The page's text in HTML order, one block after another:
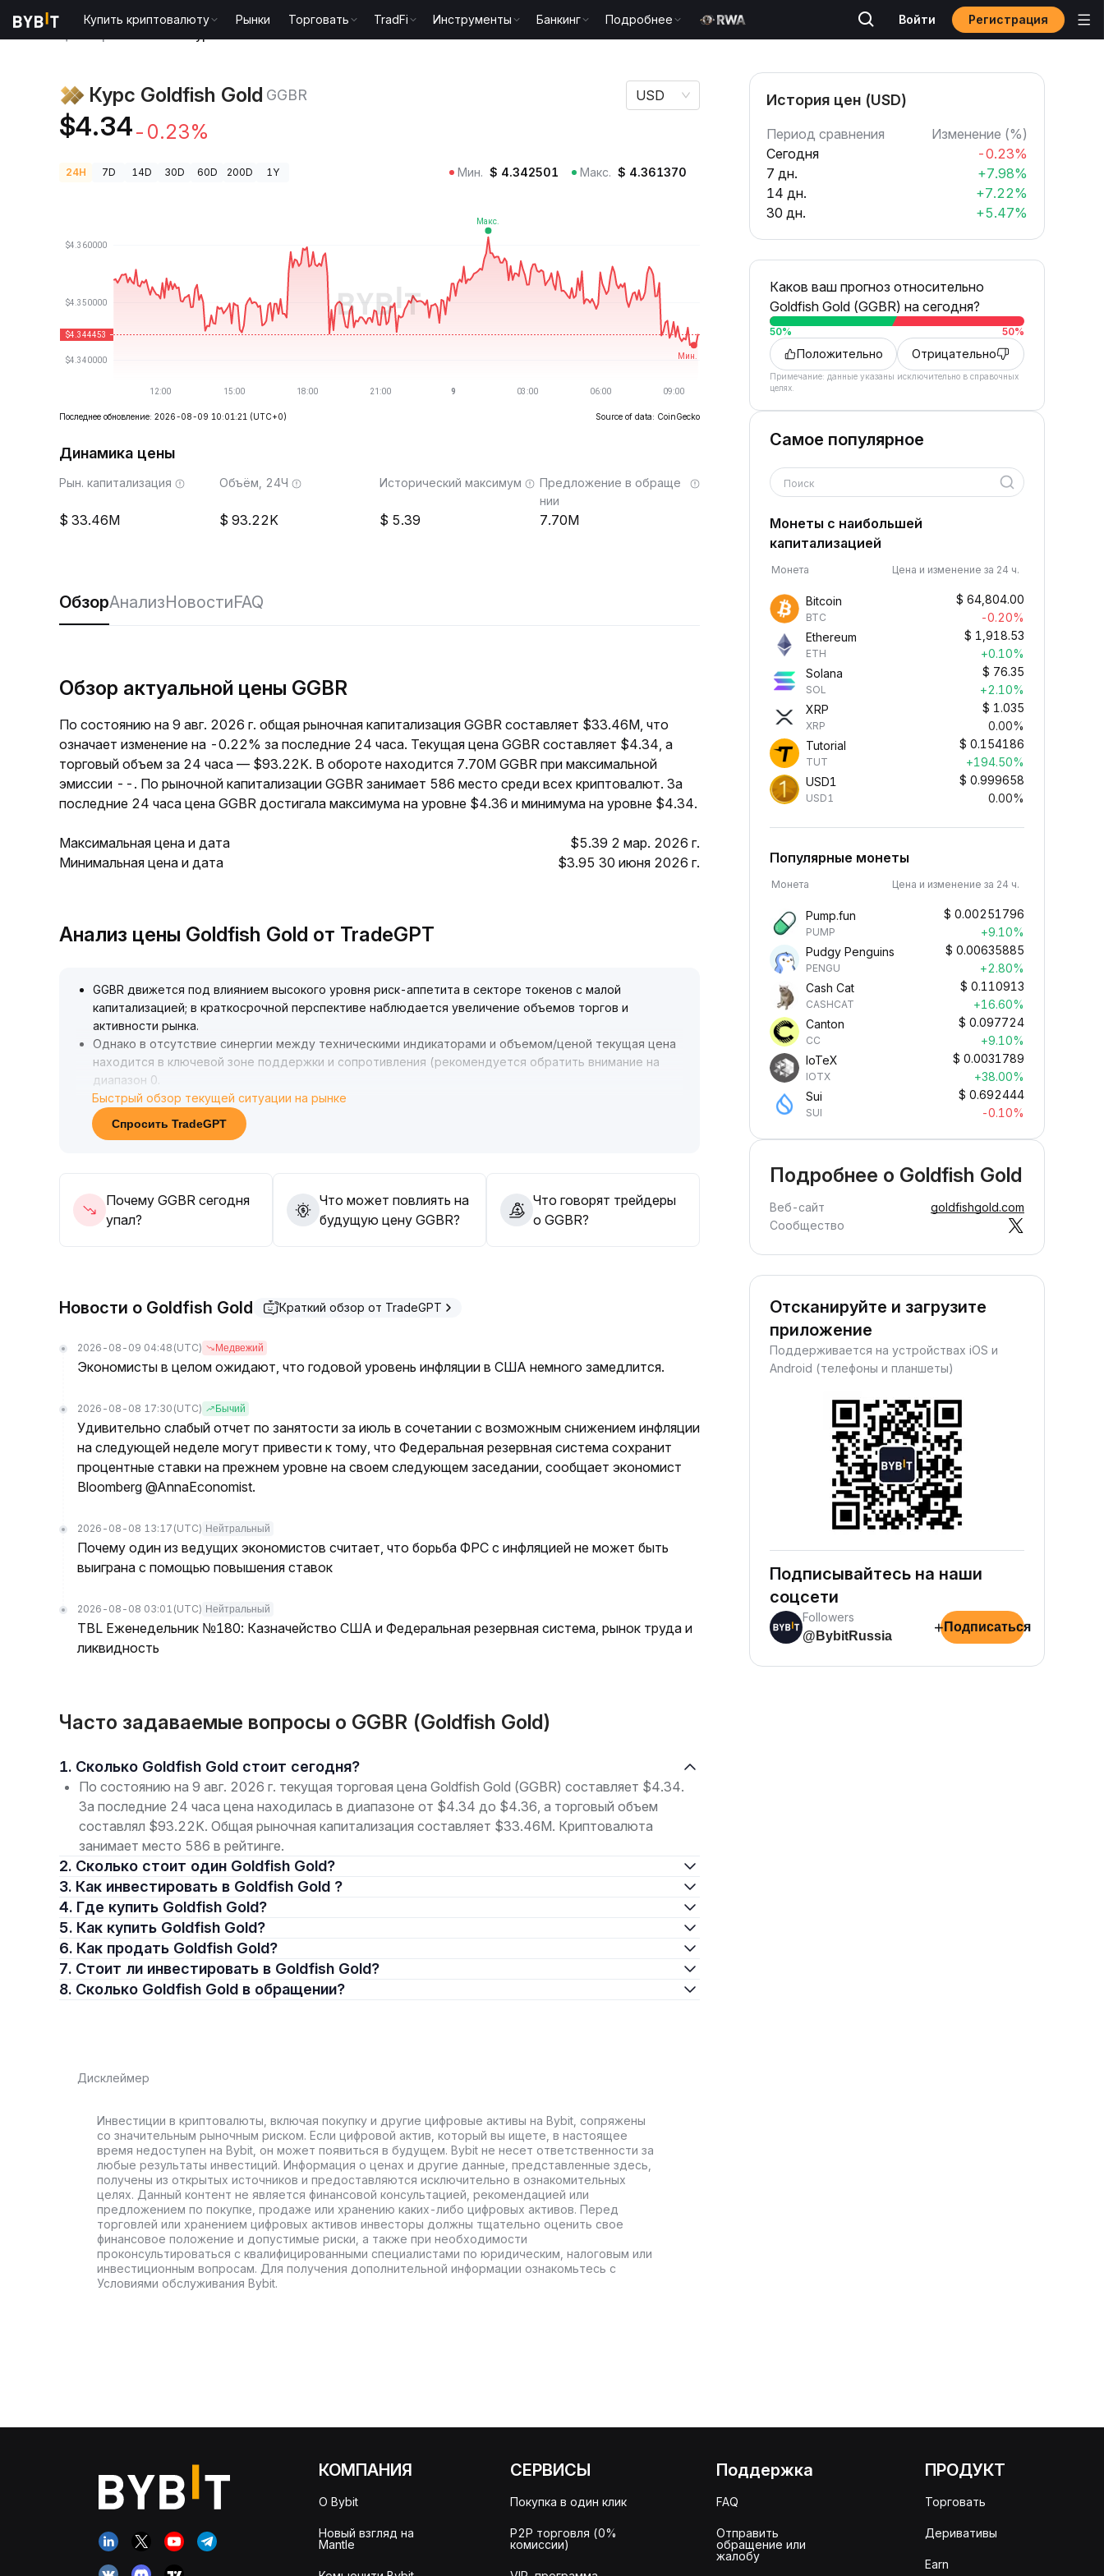
Купить криптовалюту Рынки Торговать TradFi Инструменты Банкинг Подробнее Войти Регистрация
Курс Goldfish Gold GGBR
$4.34-0.23%
USD
24H 7D 14D 30D 60D 200D 1Y Мин. $ 4.342501 Макс. $ 4.361370
Последнее обновление: 2026-08-09 10:01:21 (UTC+0) Source of data: CoinGecko
Динамика цены
Рын. капитализация
33.46M
Объём, 24Ч
93.22K
Исторический максимум
5.39
Предложение в обраще
нии
7.70M
ОбзорАнализНовостиFAQ
Обзор актуальной цены GGBR
По состоянию на 9 авг. 2026 г. общая рыночная капитализация GGBR составляет $33.46M, что
означает изменение на -0.22% за последние 24 часа. Текущая цена GGBR составляет $4.34, а
торговый объем за 24 часа — $93.22K. В обороте находится 7.70M GGBR при максимальной
эмиссии --. По рыночной капитализации GGBR занимает 586 место среди всех криптовалют. За
последние 24 часа цена GGBR достигала максимума на уровне $4.36 и минимума на уровне $4.34.
Максимальная цена и дата
$5.39 2 мар. 2026 г.
Минимальная цена и дата
$3.95 30 июня 2026 г.
Анализ цены Goldfish Gold от TradeGPT
GGBR движется под влиянием высокого уровня риск-аппетита в секторе токенов с малой
капитализацией; в краткосрочной перспективе наблюдается увеличение объемов торгов и
активности рынка.
Однако в отсутствие синергии между техническими индикаторами и объемом/ценой текущая цена
находится в ключевой зоне поддержки и сопротивления (рекомендуется обратить внимание на
диапазон 0
083~0.
096 доллара)
Следует быть осторожнее: возможен откат и высокий уровень волатильности на фоне снижения
и снизить риск краткосрочных откатов, связанных с азартными настроениями.
Быстрый обзор текущей ситуации на рынке
Спросить TradeGPT
Почему GGBR сегодня
упал?
Что может повлиять на
будущую цену GGBR?
Что говорят трейдеры
о GGBR?
Новости о Goldfish Gold Краткий обзор от TradeGPT
2026-08-09 04:48 (UTC) Медвежий
Экономисты в целом ожидают, что годовой уровень инфляции в США немного замедлится.
2026-08-08 17:30 (UTC) Бычий
Удивительно слабый отчет по занятости за июль в сочетании с возможным снижением инфляции
на следующей неделе могут привести к тому, что Федеральная резервная система сохранит
процентные ставки на прежнем уровне на своем следующем заседании, сообщает экономист
Bloomberg @AnnaEconomist.
2026-08-08 13:17 (UTC) Нейтральный
Почему один из ведущих экономистов считает, что борьба ФРС с инфляцией не может быть
выиграна с помощью повышения ставок
2026-08-08 03:01 (UTC) Нейтральный
TBL Еженедельник №180: Казначейство США и Федеральная резервная система, рынок труда и
ликвидность
Часто задаваемые вопросы о GGBR (Goldfish Gold)
1. Сколько Goldfish Gold стоит сегодня?
По состоянию на 9 авг. 2026 г. текущая торговая цена Goldfish Gold (GGBR) составляет $4.34.
За последние 24 часа цена находилась в диапазоне от $4.34 до $4.36, а торговый объем
составлял $93.22K. Общая рыночная капитализация составляет $33.46M. Криптовалюта
занимает место 586 в рейтинге.
2. Сколько стоит один Goldfish Gold?
3. Как инвестировать в Goldfish Gold ?
4. Где купить Goldfish Gold?
5. Как купить Goldfish Gold?
6. Как продать Goldfish Gold?
7. Стоит ли инвестировать в Goldfish Gold?
8. Сколько Goldfish Gold в обращении?
Дисклеймер
Инвестиции в криптовалюты, включая покупку и другие цифровые активы на Bybit, сопряжены
со значительным рыночным риском. Если цифровой актив, который вы ищете, в настоящее
время недоступен на Bybit, он может появиться в будущем. Bybit не несет ответственности за
любые результаты инвестиций. Информация о ценах и другие данные, представленные здесь,
получены из открытых источников и предоставляются исключительно в ознакомительных
целях. Данный контент не является финансовой консультацией, рекомендацией или
предложением по покупке, продаже или хранению каких-либо цифровых активов. Перед
торговлей или хранением цифровых активов инвесторы должны тщательно оценить свое
финансовое положение и допустимые риски, а также при необходимости
проконсультироваться с квалифицированными специалистами по юридическим, налоговым или
инвестиционным вопросам. Для получения дополнительной информации ознакомьтесь с
Условиями обслуживания Bybit.
История цен (USD)
Период сравнения
Изменение (%)
Сегодня
-0.23%
7 дн.
+7.98%
14 дн.
+7.22%
30 дн.
+5.47%
Каков ваш прогноз относительно
Goldfish Gold (GGBR) на сегодня?
50% 50%
Положительно Отрицательно
Примечание: данные указаны исключительно в справочных
целях.
Самое популярное
Поиск
Монеты с наибольшей
капитализацией
Монета Цена и изменение за 24 ч.
Bitcoin
BTC
$ 64,804.00
-0.20%
Ethereum
ETH
$ 1,918.53
+0.10%
Solana
SOL
$ 76.35
+2.10%
XRP
XRP
$ 1.035
0.00%
Tutorial
TUT
$ 0.154186
+194.50%
USD1
USD1
$ 0.999658
0.00%
Популярные монеты
Монета Цена и изменение за 24 ч.
Pump.fun
PUMP
$ 0.00251796
+9.10%
Pudgy Penguins
PENGU
$ 0.00635885
+2.80%
Cash Cat
CASHCAT
$ 0.110913
+16.60%
Canton
CC
$ 0.097724
+9.10%
IoTeX
IOTX
$ 0.0031789
+38.00%
Sui
SUI
$ 0.692444
-0.10%
Подробнее о Goldfish Gold
Веб-сайт
goldfishgold.com
Сообщество
Отсканируйте и загрузите
приложение
Поддерживается на устройствах iOS и
Android (телефоны и планшеты)
Подписывайтесь на наши
соцсети
Followers
@BybitRussia
+ Подписаться
КОМПАНИЯ
О Bybit
Новый взгляд на
Mantle
СЕРВИСЫ
Покупка в один клик
P2P торговля (0%
комиссии)
Поддержка
FAQ
Отправить
обращение или
жалобу
ПРОДУКТ
Торговать
Деривативы
Earn